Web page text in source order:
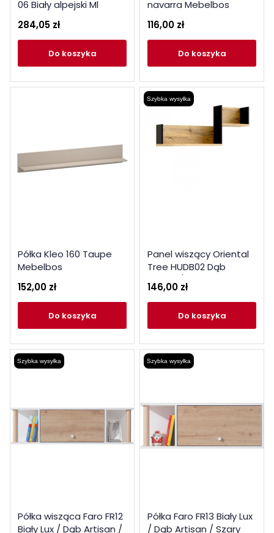
06 Biały alpejski Ml
284,05 zł
do koszyka
navarra Mebelbos
116,00 zł
do koszyka
Półka Kleo 160 Taupe
Mebelbos
152,00 zł
do koszyka
Szybka wysyłka
Panel wiszący Oriental
Tree HUDB02 Dąb
146,00 zł
do koszyka
Szybka wysyłka
Półka wisząca Faro FR12
Biały Lux / Dąb Artisan /
Szybka wysyłka
Półka Faro FR13 Biały Lux
/ Dąb Artisan / Szary